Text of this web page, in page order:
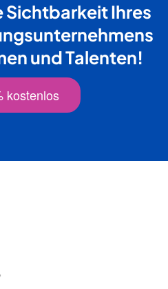
Sichtbarkeit Ihres
und Talenten!
kostenlos